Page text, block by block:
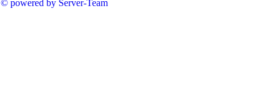
© powered by Server-Team